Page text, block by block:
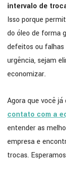
intervalo de
Isso porque
do óleo de forma
defeitos ou
urgência, sejam
economizar.
Agora que você
contato com a
entender as
empresa e
trocas.